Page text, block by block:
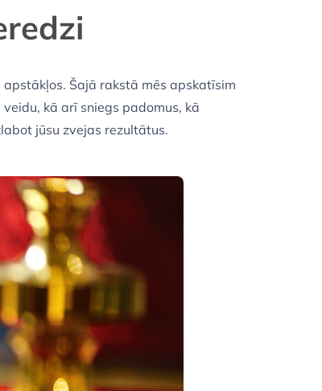
Šajā rakstā mēs apskatīsim
kā arī sniegs padomus, kā
jūsu zvejas rezultātus.